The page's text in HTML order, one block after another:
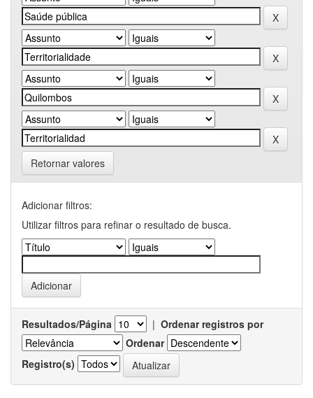
Retornar valores
Adicionar filtros:
Utilizar filtros para refinar o resultado de busca.
Resultados/Página | Ordenar registros por
Ordenar
Registro(s)